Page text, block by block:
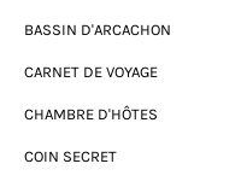
BASSIN D'ARCACHON
CARNET DE VOYAGE
CHAMBRE D'HÔTES
COIN SECRET